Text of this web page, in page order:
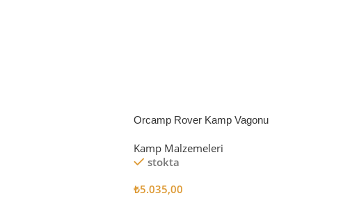
Orcamp Rover Kamp Vagonu
Kamp Malzemeleri
stokta
₺5.035,00